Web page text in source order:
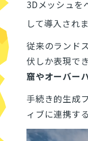
3Dメッシュを
して導入され
従来のランド
伏しか表現で
窟やオーバー
手続き的生成
ィブに連携す